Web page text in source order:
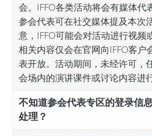
会。IFFO各类活动将会有媒体代
参会代表可在社交媒体提及本次
意，IFFO可能会对活动进行视频
相关内容仅会在官网向IFFO客户
表开放。活动期间，未经许可，
会场内的演讲课件或讨论内容进
不知道参会代表专区的登录信
处理？